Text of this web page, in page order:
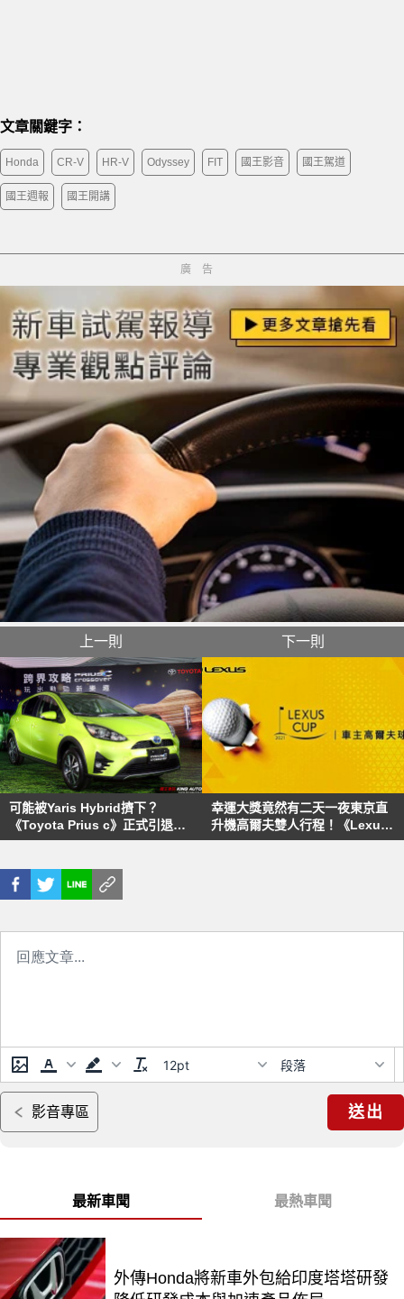
文章關鍵字：
Honda CR-V HR-V Odyssey FIT 國王影音 國王駕道
國王週報 國王開講
廣告
上一則
可能被Yaris Hybrid擠下？
《Toyota Prius c》正式引退台
灣市場
下一則
幸運大獎竟然有二天一夜東京直
升機高爾夫雙人行程！《Lexus
Cup》車主高爾夫球賽 開始報名
12pt 段落
影音專區 送出
最新車聞 最熱車聞
外傳Honda將新車外包給印度塔塔研發